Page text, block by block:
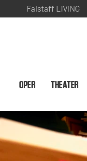
Falstaff LIVING
OPER THEATER